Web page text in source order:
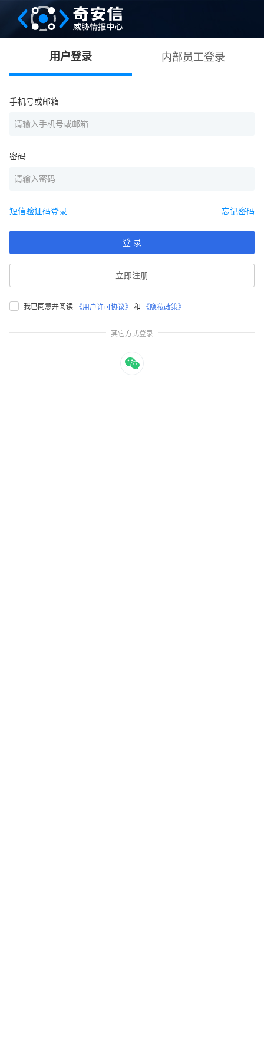
用户登录 内部员工登录
手机号或邮箱
密码
短信验证码登录 忘记密码
登 录
立即注册
我已同意并阅读 《用户许可协议》 和 《隐私政策》
其它方式登录